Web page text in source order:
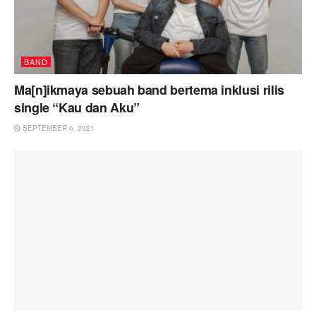
BAND
Ma[n]ikmaya sebuah band bertema inklusi rilis
single “Kau dan Aku”
SEPTEMBER 6, 2021